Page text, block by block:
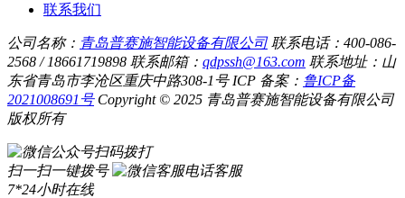
联系我们
公司名称： 青岛普赛施智能设备有限公司 联系电话：400-086-
2568 / 18661719898 联系邮箱： qdpssh@163.com 联系地址：山
东省青岛市李沧区重庆中路308-1号 ICP 备案： 鲁ICP备
2021008691号 Copyright © 2025 青岛普赛施智能设备有限公司
版权所有
扫码拨打
扫一扫一键拨号
电话客服
7*24小时在线